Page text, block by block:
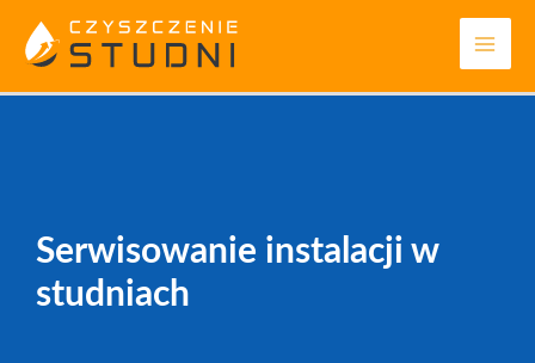
content
Serwisowanie instalacji w studniach
Serwisowanie instalacji w
studniach